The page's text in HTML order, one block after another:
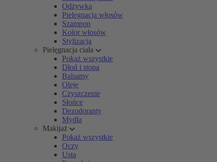
Odżywka
Pielęgnacja włosów
Szampon
Kolor włosów
Stylizacja
Pielęgnacja ciała
Pokaż wszystkie
Dłoń i stopa
Balsamy
Oleje
Czyszczenie
Słońce
Dezodoranty
Mydła
Makijaż
Pokaż wszystkie
Oczy
Usta